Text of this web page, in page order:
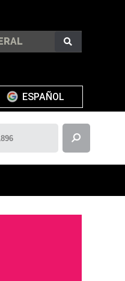
ENGLISH